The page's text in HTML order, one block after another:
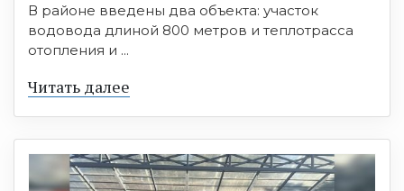
В районе введены два объекта: участок
водовода длиной 800 метров и теплотрасса
отопления и ...
Читать далее